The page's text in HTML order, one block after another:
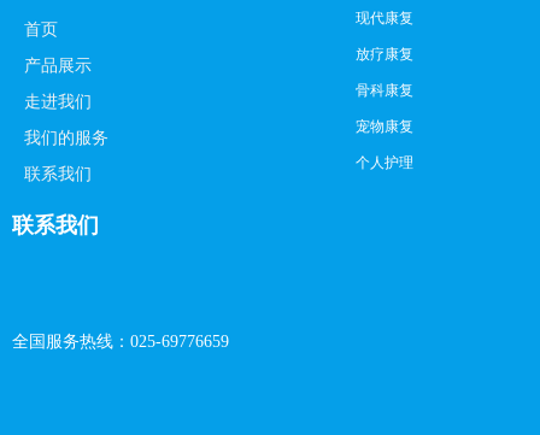
联系我们
首页
产品展示
走进我们
我们的服务
联系我们
现代康复
放疗康复
骨科康复
宠物康复
个人护理
全国服务热线：025-69776659